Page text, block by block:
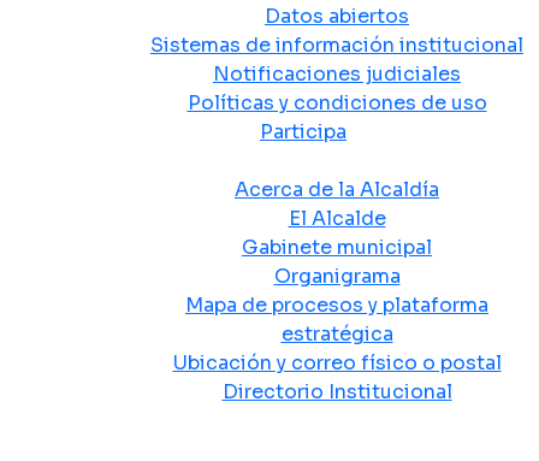
Datos abiertos
Sistemas de información institucional
Notificaciones judiciales
Políticas y condiciones de uso
Participa
Acerca de la Alcaldía
El Alcalde
Gabinete municipal
Organigrama
Mapa de procesos y plataforma
estratégica
Ubicación y correo físico o postal
Directorio Institucional